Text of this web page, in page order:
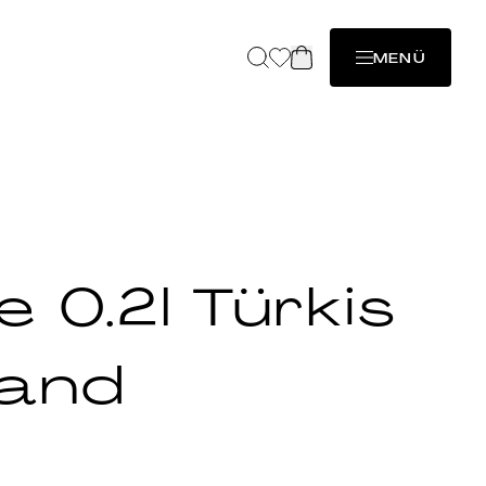
MENÜ
0.2l Türkis